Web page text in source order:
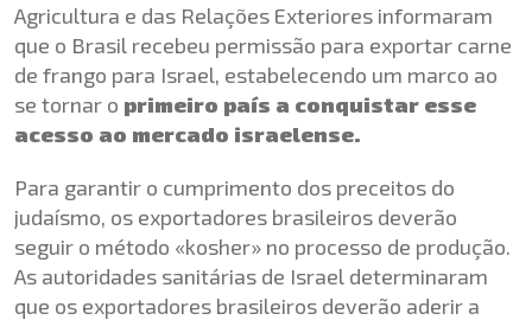
Agricultura e das Relações Exteriores informaram
que o Brasil recebeu permissão para exportar carne
de frango para Israel, estabelecendo um marco ao
se tornar o primeiro país a conquistar esse
acesso ao mercado israelense.
Para garantir o cumprimento dos preceitos do
judaísmo, os exportadores brasileiros deverão
seguir o método «kosher» no processo de produção.
As autoridades sanitárias de Israel determinaram
que os exportadores brasileiros deverão aderir a